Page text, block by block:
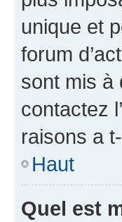
unique et
forum
sont mis à
contactez
raisons a
Haut
Quel est